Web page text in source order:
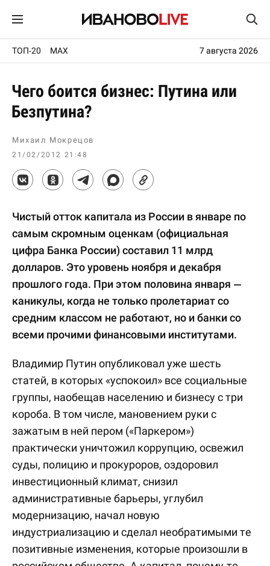
ТОП-20 MAX 7 августа 2026
Чего боится бизнес: Путина или
Безпутина?
Михаил Мокрецов
21/02/2012 21:48
Чистый отток капитала из России в январе по
самым скромным оценкам (официальная
цифра Банка России) составил 11 млрд
долларов. Это уровень ноября и декабря
прошлого года. При этом половина января —
каникулы, когда не только пролетариат со
средним классом не работают, но и банки со
всеми прочими финансовыми институтами.
Владимир Путин опубликовал уже шесть
статей, в которых «успокоил» все социальные
группы, наобещав населению и бизнесу с три
короба. В том числе, мановением руки с
зажатым в ней пером («Паркером»)
практически уничтожил коррупцию, освежил
суды, полицию и прокуроров, оздоровил
инвестиционный климат, снизил
административные барьеры, углубил
модернизацию, начал новую
индустриализацию и сделал необратимыми те
позитивные изменения, которые произошли в